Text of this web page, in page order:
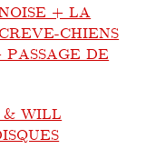
+ LA
CHIENS
DE
WILL